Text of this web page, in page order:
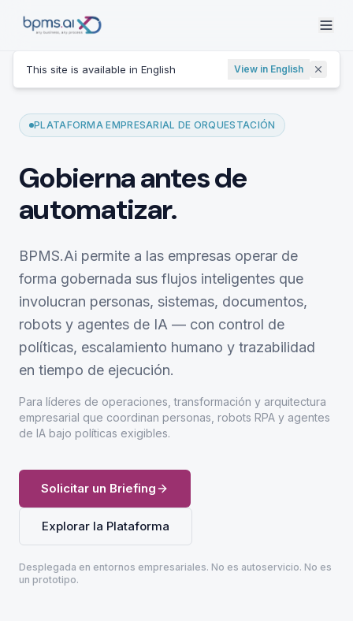
This site is available in English View in English
PLATAFORMA EMPRESARIAL DE ORQUESTACIÓN
Gobierna antes de
automatizar.
BPMS.Ai permite a las empresas operar de
forma gobernada sus flujos inteligentes que
involucran personas, sistemas, documentos,
robots y agentes de IA — con control de
políticas, escalamiento humano y trazabilidad
en tiempo de ejecución.
Para líderes de operaciones, transformación y arquitectura
empresarial que coordinan personas, robots RPA y agentes
de IA bajo políticas exigibles.
Solicitar un Briefing
Explorar la Plataforma
Desplegada en entornos empresariales. No es autoservicio. No es
un prototipo.